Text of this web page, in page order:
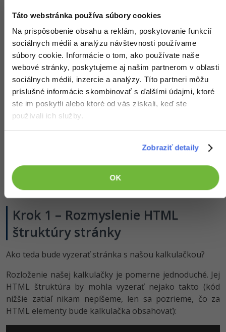
Táto webstránka používa súbory cookies
Na prispôsobenie obsahu a reklám, poskytovanie funkcií
sociálnych médií a analýzu návštevnosti používame
súbory cookie. Informácie o tom, ako používate naše
webové stránky, poskytujeme aj našim partnerom v oblasti
sociálnych médií, inzercie a analýzy. Títo partneri môžu
príslušné informácie skombinovať s ďalšími údajmi, ktoré
ste im poskytli alebo ktoré od vás získali, keď ste
používali ich služby.
Zobraziť detaily
OK
vkladanie komponentu App rieši.
React komponenty
Pri práci s knižnicou React je naším hlavným zameraním
tvorba používateľského rozhrania (UI) aplikácie. Preto
nie je pred začatím práce na škodu si:
najskôrrozmyslieť HTML štruktúru
stránky/kompo­nentu,
vlastnosťami
Krok 1 – Rozmyslenie HTML
štruktúry stránky
Ako teda bude vyzerať stránka s našou kalkulačkou?
Rozloženie našej kalkulačky je pomerne jednoduché. Jej
HTML štruktúra by mohla vyzerať nejako takto (kód
nižšie zatiaľ nikam nepíšeme, len sa pozrieme, čo za
HTML elementy bude kalkulačka obsahovať):